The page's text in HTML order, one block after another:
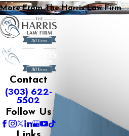
More From The Harris Law Firm
Contact
(303) 622-
5502
Follow Us